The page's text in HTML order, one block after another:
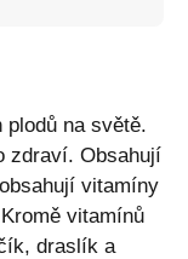
na světě.
zdraví. Obsahují
vitamíny
vitamínů
draslík a